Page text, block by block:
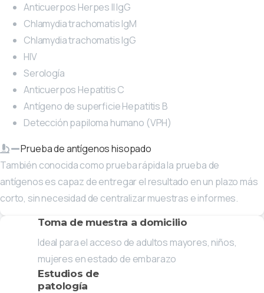
Anticuerpos Herpes II IgG
Chlamydia trachomatis IgM
Chlamydia trachomatis IgG
HIV
Serología
Anticuerpos Hepatitis C
Antígeno de superficie Hepatitis B
Detección papiloma humano (VPH)
Prueba de antígenos hisopado
También conocida como prueba rápida la prueba de
antígenos es capaz de entregar el resultado en un plazo más
corto, sin necesidad de centralizar muestras e informes.
Toma de muestra a domicilio
Ideal para el acceso de adultos mayores, niños,
mujeres en estado de embarazo
Estudios de
patología